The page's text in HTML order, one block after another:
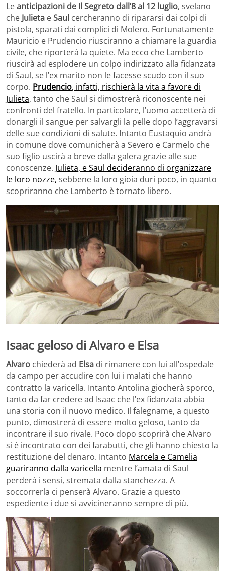
Leanticipazioni de Il Segreto dall’8 al 12 luglio, svelano
che Julieta eSaul cercheranno di ripararsi dai colpi di
pistola, sparati dai complici di Molero. Fortunatamente
Mauricio e Prudencio riusciranno a chiamare la guardia
civile, che riporterà la quiete. Ma ecco che Lamberto
riuscirà ad esplodere un colpo indirizzato alla fidanzata
di Saul, se l’ex marito non le facesse scudo con il suo
corpo. Prudencio, infatti, rischierà la vita a favore di
Julieta, tanto che Saul si dimostrerà riconoscente nei
confronti del fratello. In particolare, l’uomo accetterà di
donargli il sangue per salvargli la pelle dopo l’aggravarsi
delle sue condizioni di salute. Intanto Eustaquio andrà
in comune dove comunicherà a Severo e Carmelo che
suo figlio uscirà a breve dalla galera grazie alle sue
conoscenze. Julieta, e Saul decideranno di organizzare
le loro nozze, sebbene la loro gioia duri poco, in quanto
scopriranno che Lamberto è tornato libero.
Isaac geloso di Alvaro e Elsa
Alvaro chiederà ad Elsa di rimanere con lui all’ospedale
da campo per accudire con lui i malati che hanno
contratto la varicella. Intanto Antolina giocherà sporco,
tanto da far credere ad Isaac che l’ex fidanzata abbia
una storia con il nuovo medico. Il falegname, a questo
punto, dimostrerà di essere molto geloso, tanto da
incontrare il suo rivale. Poco dopo scoprirà che Alvaro
si è incontrato con dei farabutti, che gli hanno chiesto la
restituzione del denaro. Intanto Marcela e Camelia
guariranno dalla varicella mentre l’amata di Saul
perderà i sensi, stremata dalla stanchezza. A
soccorrerla ci penserà Alvaro. Grazie a questo
espediente i due si avvicineranno sempre di più.